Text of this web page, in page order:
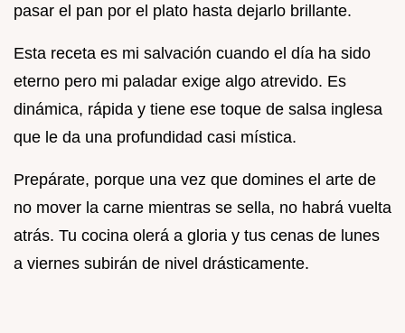
pasar el pan por el plato hasta dejarlo brillante.
Esta receta es mi salvación cuando el día ha sido
eterno pero mi paladar exige algo atrevido. Es
dinámica, rápida y tiene ese toque de salsa inglesa
que le da una profundidad casi mística.
Prepárate, porque una vez que domines el arte de
no mover la carne mientras se sella, no habrá vuelta
atrás. Tu cocina olerá a gloria y tus cenas de lunes
a viernes subirán de nivel drásticamente.